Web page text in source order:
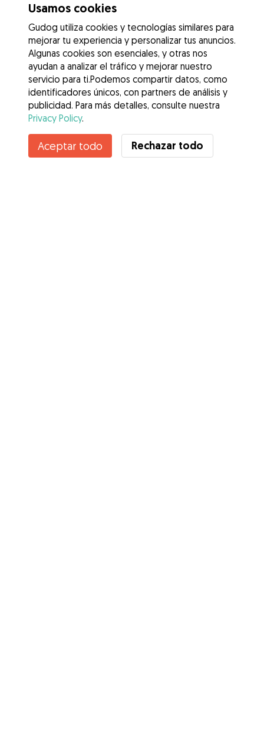
Contacta con Cristina
¿Conoces los Beneficios de Gudog? Ver más
Usamos cookies
Gudog utiliza cookies y tecnologías similares para
mejorar tu experiencia y personalizar tus anuncios.
Algunas cookies son esenciales, y otras nos
ayudan a analizar el tráfico y mejorar nuestro
servicio para ti.Podemos compartir datos, como
identificadores únicos, con partners de análisis y
publicidad. Para más detalles, consulte nuestra
Privacy Policy.
Aceptar todo Rechazar todo